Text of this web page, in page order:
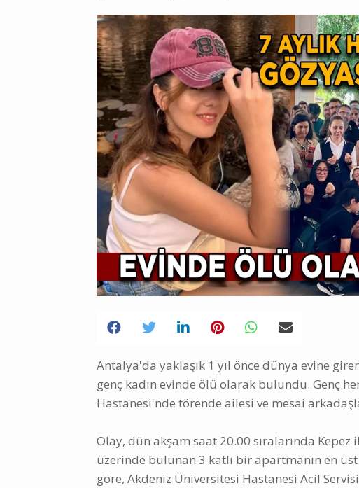
Antalya'da yaklaşık 1 yıl önce dünya evine
genç kadın evinde ölü olarak bulundu. Genç
Hastanesi'nde törende ailesi ve mesai
Olay, dün akşam saat 20.00 sıralarında
üzerinde bulunan 3 katlı bir apartmanın en
göre, Akdeniz Üniversitesi Hastanesi Acil